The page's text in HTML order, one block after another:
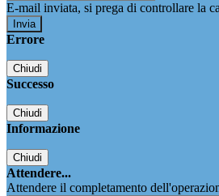
E-mail inviata, si prega di controllare la
Errore
Chiudi
Successo
Chiudi
Informazione
Chiudi
Attendere...
Attendere il completamento